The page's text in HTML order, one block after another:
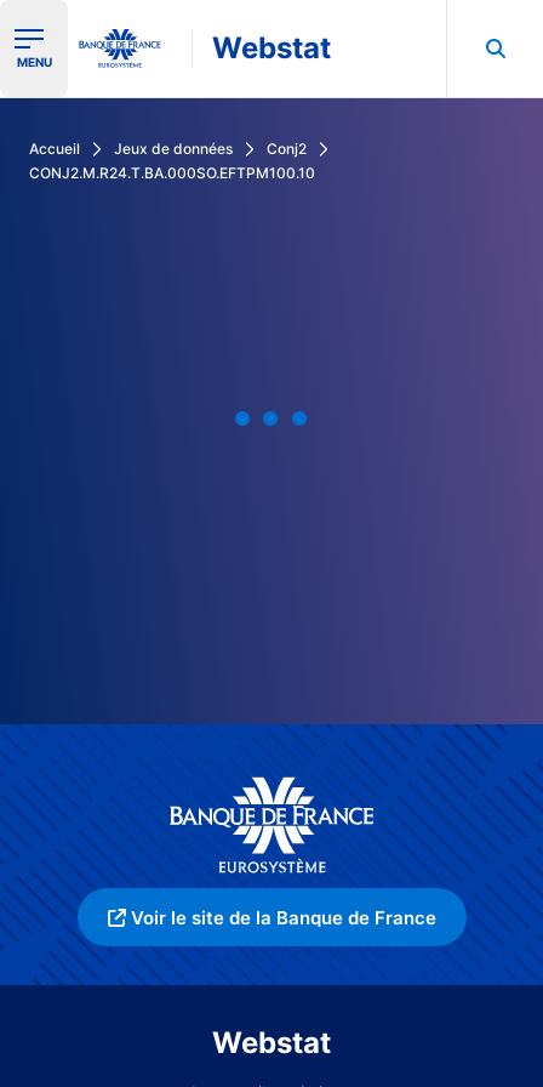
Ouvrir le menu de navigation
MENU Webstat
Accueil Jeux de données
Conj2
CONJ2.M.R24.T.BA.000SO.EFTPM100.10
Voir le site de la Banque de France
Webstat